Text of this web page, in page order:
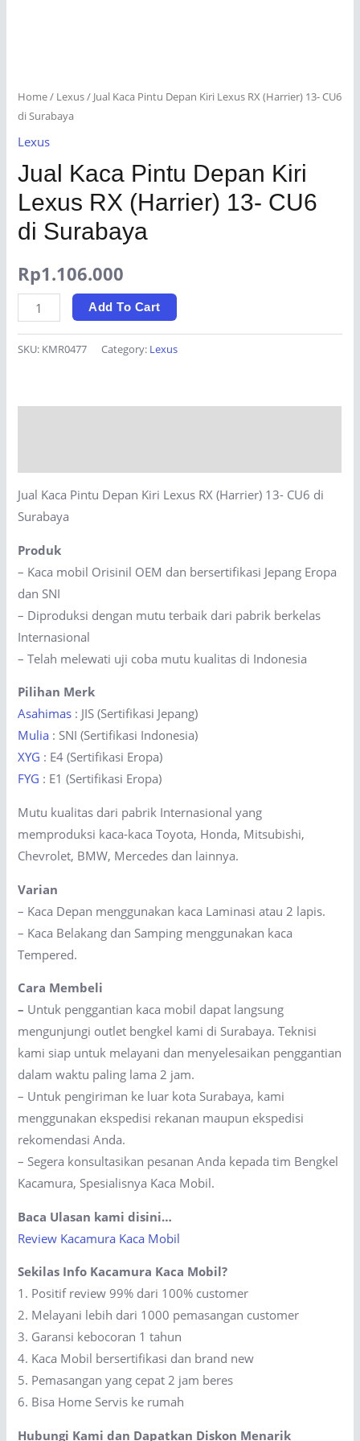
Home/ Lexus/ Jual Kaca Pintu Depan Kiri Lexus RX (Harrier) 13- CU6
di Surabaya
Lexus
Jual Kaca Pintu Depan Kiri
Lexus RX (Harrier) 13- CU6
di Surabaya
Rp1.106.000
Jual
Kaca
Pintu
13-
CU6
di
Surabaya
quantity
Add To Cart
SKU: KMR0477 Category: Lexus
Jual Kaca Pintu Depan Kiri Lexus RX (Harrier) 13- CU6 di
Surabaya
Produk
– Kaca mobil Orisinil OEM dan bersertifikasi Jepang Eropa
dan SNI
– Diproduksi dengan mutu terbaik dari pabrik berkelas
Internasional
– Telah melewati uji coba mutu kualitas di Indonesia
Pilihan Merk
Asahimas : JIS (Sertifikasi Jepang)
Mulia : SNI (Sertifikasi Indonesia)
XYG : E4 (Sertifikasi Eropa)
FYG : E1 (Sertifikasi Eropa)
Mutu kualitas dari pabrik Internasional yang
memproduksi kaca-kaca Toyota, Honda, Mitsubishi,
Chevrolet, BMW, Mercedes dan lainnya.
Varian
– Kaca Depan menggunakan kaca Laminasi atau 2 lapis.
– Kaca Belakang dan Samping menggunakan kaca
Tempered.
Cara Membeli
– Untuk penggantian kaca mobil dapat langsung
mengunjungi outlet bengkel kami di Surabaya. Teknisi
kami siap untuk melayani dan menyelesaikan penggantian
dalam waktu paling lama 2 jam.
– Untuk pengiriman ke luar kota Surabaya, kami
menggunakan ekspedisi rekanan maupun ekspedisi
rekomendasi Anda.
– Segera konsultasikan pesanan Anda kepada tim Bengkel
Kacamura, Spesialisnya Kaca Mobil.
Baca Ulasan kami disini…
Review Kacamura Kaca Mobil
Sekilas Info Kacamura Kaca Mobil?
1. Positif review 99% dari 100% customer
2. Melayani lebih dari 1000 pemasangan customer
3. Garansi kebocoran 1 tahun
4. Kaca Mobil bersertifikasi dan brand new
5. Pemasangan yang cepat 2 jam beres
6. Bisa Home Servis ke rumah
Hubungi Kami dan Dapatkan Diskon Menarik